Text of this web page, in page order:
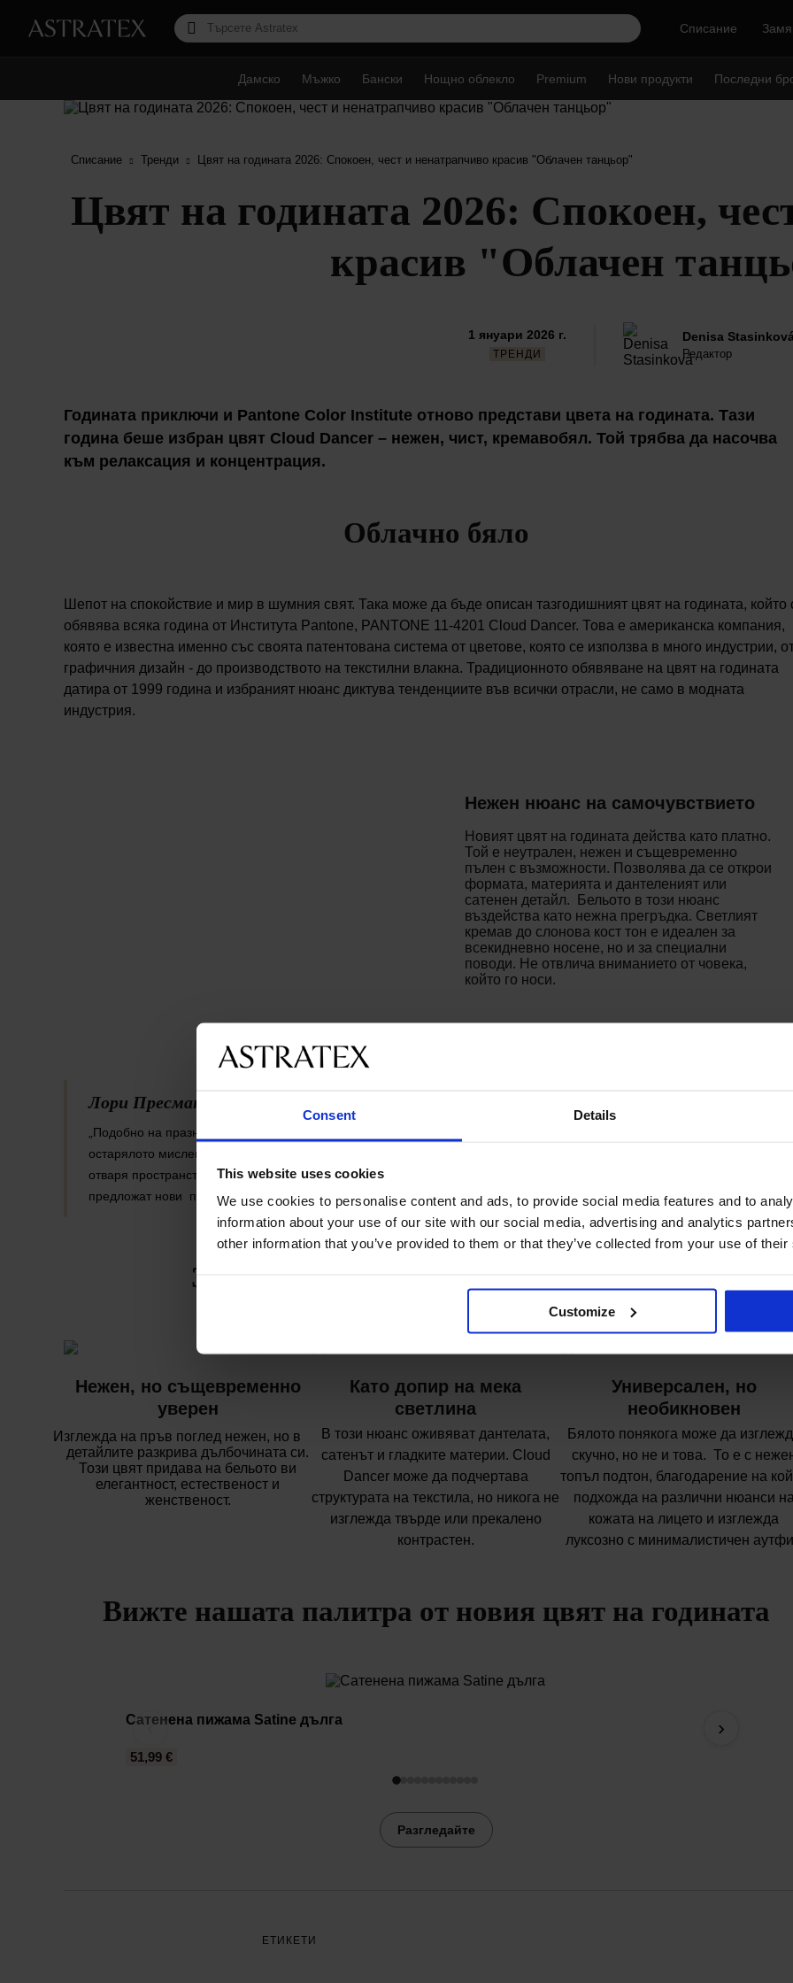
Consent Details
This website uses cookies
We use cookies to personalise content and ads, to provide social media features and to
information about your use of our site with our social media, advertising and analytics
other information that you’ve provided to them or that they’ve collected from your use of
Customize
Списание
Дамско Мъжко Бански Нощно облекло Premium Нови продукти Последни
Списание Тренди Цвят на годината 2026: Спокоен, чест и ненатрапчиво красив "Облачен танцьор"
Цвят на годината 2026: Спокоен,
красив "Облачен
1 януари 2026 г.
ТРЕНДИ
Denisa
Редактор
Годината приключи и Pantone Color Institute отново представи цвета на годината. Тази
година беше избран цвят Cloud Dancer – нежен, чист, кремавобял. Той трябва да насочва
към релаксация и концентрация.
Облачно бяло
Шепот на спокойствие и мир в шумния свят. Така може да бъде описан тазгодишният цвят на годината, който
обявява всяка година от Института Pantone, PANTONE 11-4201 Cloud Dancer. Това е американска компания,
която е известна именно със своята патентована система от цветове, която се използва в много индустрии,
графичния дизайн - до производството на текстилни влакна. Традиционното обявяване на цвят на годината
датира от 1999 година и избраният нюанс диктува тенденциите във всички отрасли, не само в модната
индустрия.
Нежен нюанс на самочувствието
Новият цвят на годината действа като платно.
Той е неутрален, нежен и същевременно
пълен с възможности. Позволява да се открои
формата, материята и дантеленият или
сатенен детайл. Бельото в този нюанс
въздейства като нежна прегръдка. Светлият
кремав до слонова кост тон е идеален за
всекидневно носене, но и за специални
поводи. Не отвлича вниманието от човека,
който го носи.
Лори Пресман, вицепрезидент на Pantone Color Institute
„Подобно на празно платно Cloud Dancer символизира копнежа ни за ново начало. С отлепването на слоевете от
остарялото мислене отваряме вратите на новите подходи. Ефирният бял нюанс на PANTONE 11-4201 Cloud Dancer
отваря пространство за творчество и позволява на фантазията ни да се развихри, за да могат да се появят и
предложат нови прозрения и смели предложения.“
Защо ще се влюбите в Cloud Dancer?
Нежен, но същевременно
уверен
Изглежда на пръв поглед нежен, но в
детайлите разкрива дълбочината си.
Този цвят придава на бельото ви
елегантност, естественост и
женственост.
Като допир на мека
светлина
В този нюанс оживяват дантелата,
сатенът и гладките материи. Cloud
Dancer може да подчертава
структурата на текстила, но никога не
изглежда твърде или прекалено
контрастен.
Универсален, но
необикновен
Бялото понякога може да
скучно, но не и това. То е с
топъл подтон, благодарение на
подхожда на различни нюанси
кожата на лицето и изглежда
луксозно с минималистичен
Вижте нашата палитра от новия цвят на годината
‹
Сатенена пижама Satine дълга
51,99 €
›
Разгледайте
ЕТИКЕТИ